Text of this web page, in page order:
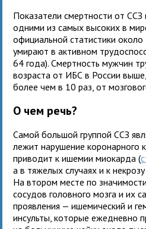
Показатели смертности от ССЗ
одними из самых высоких в
официальной статистики
умирают в активном
64 года). Смертность мужчин
возраста от ИБС в России
более чем в 10 раз, от
О чем речь?
Самой большой группой ССЗ
лежит нарушение коронарного
приводит к ишемии миокарда (
а в тяжелых случаях и к
На втором месте по
сосудов головного мозга и их
проявления — ишемический и
инсульты, которые ежедневно